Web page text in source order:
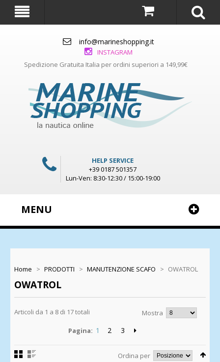
info@marineshopping.it
INSTAGRAM
Spedizione Gratuita Italia per ordini superiori a 149,99€
HELP SERVICE
+39 0187 501357
Lun-Ven: 8:30-12:30 / 15:00-19:00
MENU
Home > PRODOTTI > MANUTENZIONE SCAFO > OWATROL
OWATROL
Articoli da 1 a 8 di 17 totali
Mostra
Pagina: 1 2 3
Ordina per